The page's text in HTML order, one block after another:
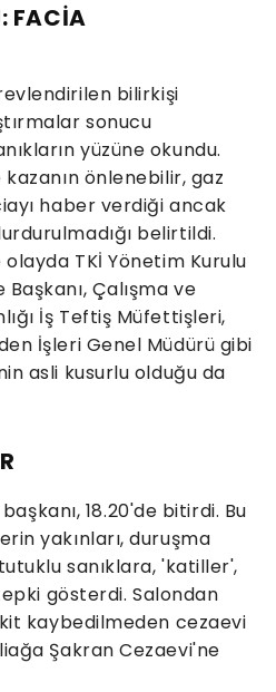
FACİA
bilirkişi
sonucu
yüzüne okundu.
önlenebilir, gaz
haber verdiği ancak
belirtildi.
TKİ Yönetim Kurulu
Çalışma ve
İş Teftiş Müfettişleri,
İşleri Genel Müdürü gibi
asli kusurlu olduğu da
18.20'de bitirdi. Bu
yakınları, duruşma
sanıklara, 'katiller',
gösterdi. Salondan
kaybedilmeden cezaevi
Şakran Cezaevi'ne